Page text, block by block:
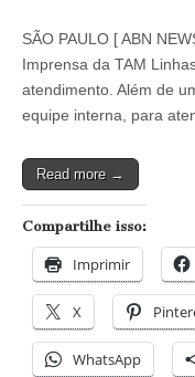
SÃO PAULO [ ABN
Imprensa da TAM
atendimento. Além de
equipe interna, para
Read more →
Compartilhe isso:
Imprimir
X
WhatsApp